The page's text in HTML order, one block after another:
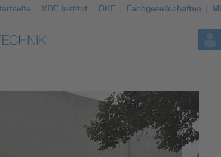
VDE Institut DKE Fachgesellschaften